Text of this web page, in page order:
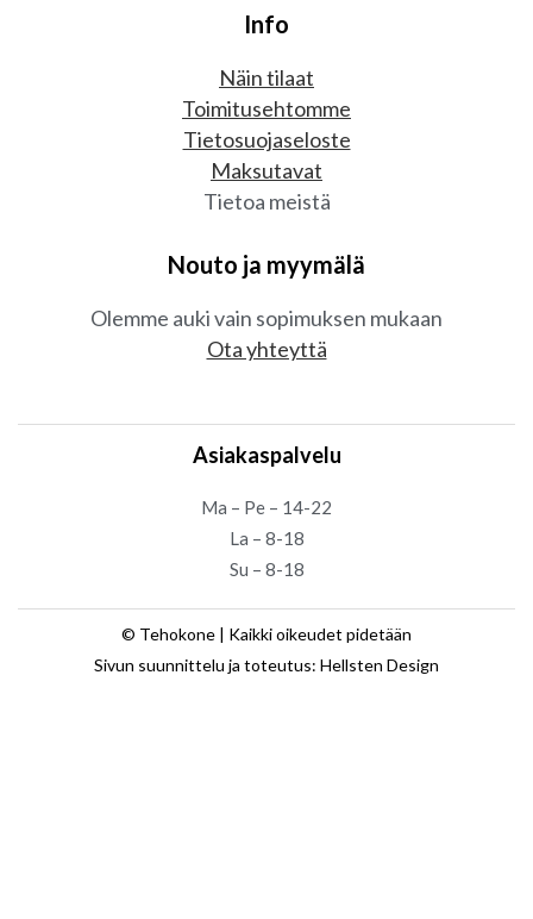
Info
Näin tilaat
Toimitusehtomme
Tietosuojaseloste
Maksutavat
Tietoa meistä
Nouto ja myymälä
Olemme auki vain sopimuksen mukaan
Ota yhteyttä
Asiakaspalvelu
Ma – Pe – 14-22
La – 8-18
Su – 8-18
© Tehokone | Kaikki oikeudet pidetään
Sivun suunnittelu ja toteutus: Hellsten Design